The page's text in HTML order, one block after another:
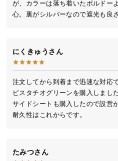
中
型
の
配
送
に
つ
い
て
型
が、カラーは落ち着いたボルドー
心。裏がシルバーなので遮光も良
にくきゅう
注文してから到着まで迅速な対応
ピスタチオグリーンを購入しまし
サイドシートも購入したので設営
耐久性はこれからです。
たみつ